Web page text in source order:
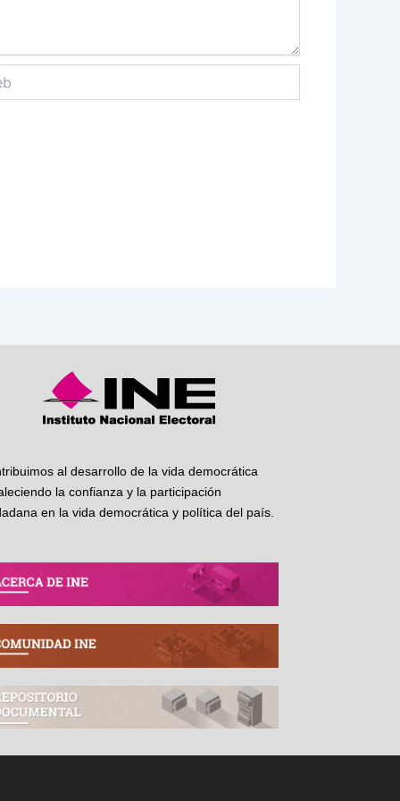
al desarrollo de la vida democrática
la confianza y la participación
en la vida democrática y política del país.